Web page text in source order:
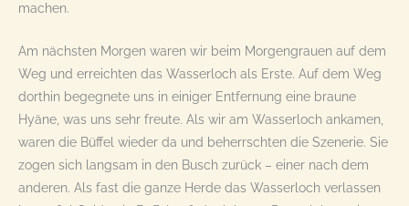
machen.
Am nächsten Morgen waren wir beim Morgengrauen auf dem
Weg und erreichten das Wasserloch als Erste. Auf dem Weg
dorthin begegnete uns in einiger Entfernung eine braune
Hyäne, was uns sehr freute. Als wir am Wasserloch ankamen,
waren die Büffel wieder da und beherrschten die Szenerie. Sie
zogen sich langsam in den Busch zurück – einer nach dem
anderen. Als fast die ganze Herde das Wasserloch verlassen